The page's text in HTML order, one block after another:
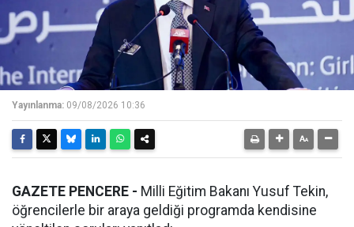
Yayınlanma: 09/08/2026 10:36
GAZETE PENCERE - Milli Eğitim Bakanı Yusuf Tekin,
öğrencilerle bir araya geldiği programda kendisine